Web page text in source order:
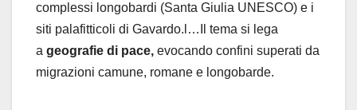
complessi longobardi (Santa Giulia UNESCO) e i
siti palafitticoli di Gavardo.l…Il tema si lega
a geografie di pace, evocando confini superati da
migrazioni camune, romane e longobarde.